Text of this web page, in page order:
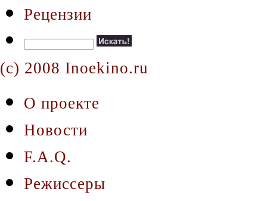
Рецензии
(c) 2008 Inoekino.ru
О проекте
Новости
F.A.Q.
Режиссеры